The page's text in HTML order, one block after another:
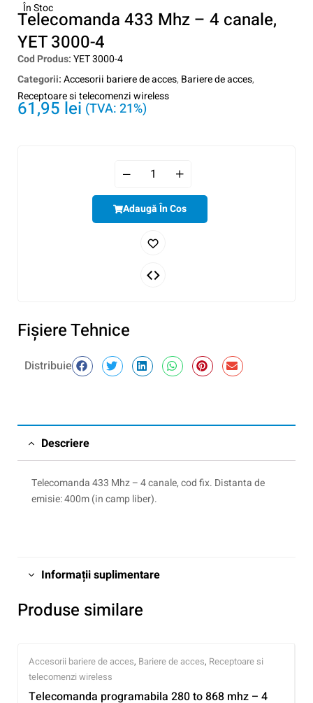
În Stoc
Telecomanda 433 Mhz – 4 canale,
YET 3000-4
Cod Produs:YET 3000-4
Categorii:Accesorii bariere de acces, Bariere de acces,
Receptoare si telecomenzi wireless
61,95 lei (TVA: 21%)
Adaugă În Cos
Fişiere Tehnice
Distribuie
Descriere
Telecomanda 433 Mhz – 4 canale, cod fix. Distanta de
emisie: 400m (in camp liber).
Informații suplimentare
Produse similare
Accesorii bariere de acces, Bariere de acces, Receptoare si
telecomenzi wireless
Telecomanda programabila 280 to 868 mhz – 4